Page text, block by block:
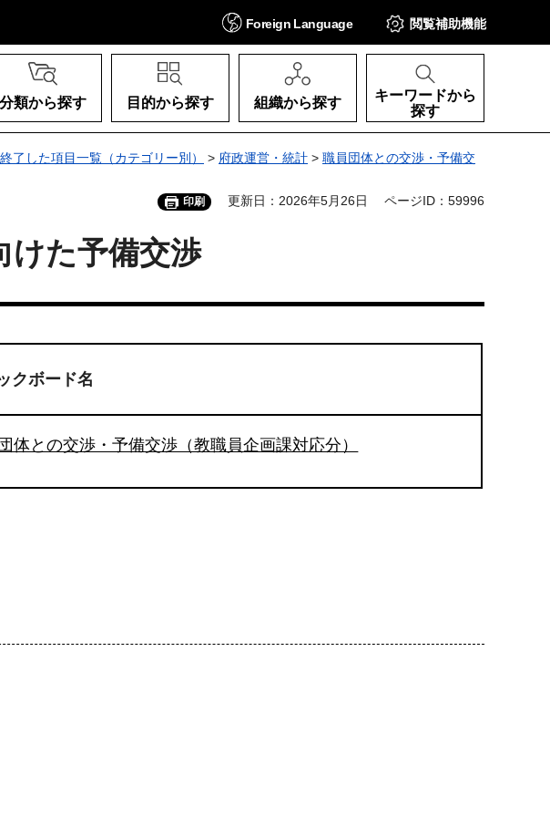
Foreign Language 閲覧補助機能
分類から探す 目的から探す 組織から探す
キーワードから
探す
了した項目一覧（カテゴリー別） > 府政運営・統計 > 職員団体との交渉・予備交
印刷 更新日：2026年5月26日 ページID：59996
けた予備交渉
クボード名
体との交渉・予備交渉（教職員企画課対応分）